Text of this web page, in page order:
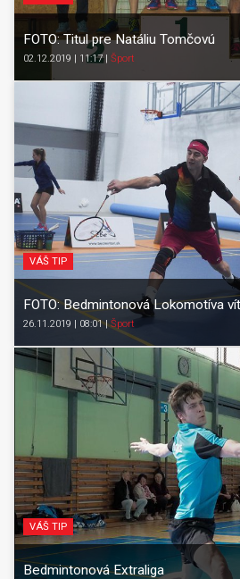
FOTO: Titul pre Natáliu Tomčovú
02.12.2019 | 11:17| Šport
VÁŠ TIP
FOTO: Bedmintonová Lokomotíva
26.11.2019 | 08:01|Šport
VÁŠ TIP
Bedmintonová Extraliga